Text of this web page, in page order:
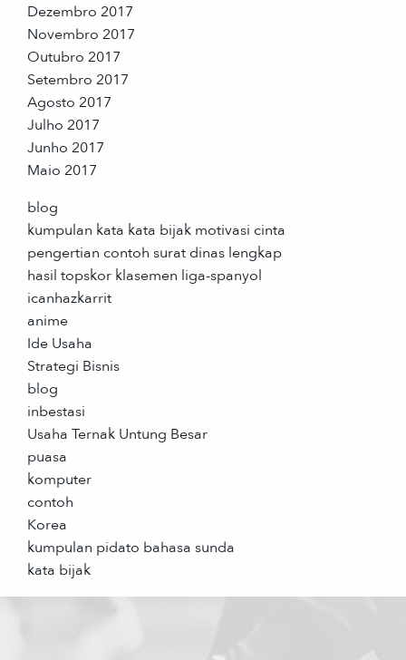
Dezembro 2017
Novembro 2017
Outubro 2017
Setembro 2017
Agosto 2017
Julho 2017
Junho 2017
Maio 2017
blog
kumpulan kata kata bijak motivasi cinta
pengertian contoh surat dinas lengkap
hasil topskor klasemen liga-spanyol
icanhazkarrit
anime
Ide Usaha
Strategi Bisnis
blog
inbestasi
Usaha Ternak Untung Besar
puasa
komputer
contoh
Korea
kumpulan pidato bahasa sunda
kata bijak